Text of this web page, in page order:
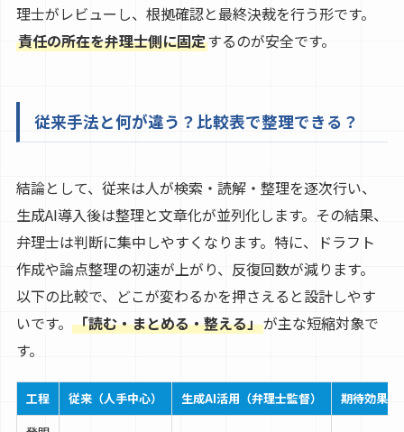
理士がレビューし、根拠確認と最終決裁を行う形です。
責任の所在を弁理士側に固定するのが安全です。
従来手法と何が違う？比較表で整理できる？
結論として、従来は人が検索・読解・整理を逐次行い、
生成AI導入後は整理と文章化が並列化します。その結果、
弁理士は判断に集中しやすくなります。特に、ドラフト
作成や論点整理の初速が上がり、反復回数が減ります。
以下の比較で、どこが変わるかを押さえると設計しやす
いです。 「読む・まとめる・整える」が主な短縮対象で
す。
工程 従来（人手中心） 生成AI活用（弁理士監督）
期待効果